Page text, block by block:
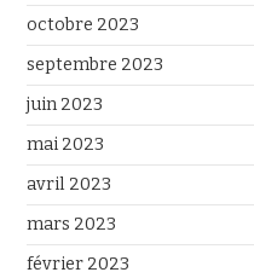
octobre 2023
septembre 2023
juin 2023
mai 2023
avril 2023
mars 2023
février 2023